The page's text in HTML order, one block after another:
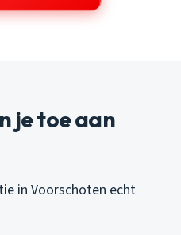
je toe aan
in Voorschoten echt